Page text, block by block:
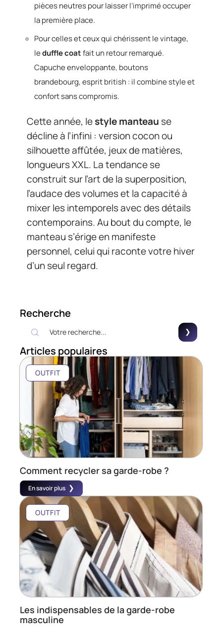
pièces neutres pour laisser l’imprimé occuper
la première place.
Pour celles et ceux qui chérissent le vintage,
leduffle coatfait un retour remarqué.
Capuche enveloppante, boutons
brandebourg, esprit british : il combine style et
confort sans compromis.
Cette année, lestyle manteau se
décline à l’infini : version cocon ou
silhouette affûtée, jeux de matières,
longueurs XXL. La tendance se
construit sur l’art de la superposition,
l’audace des volumes et la capacité à
mixer les intemporels avec des détails
contemporains. Au bout du compte, le
manteau s’érige en manifeste
personnel, celui qui raconte votre hiver
d’un seul regard.
Recherche
Articles populaires
OUTFIT
Comment recycler sa garde-robe ?
En savoir plus
OUTFIT
Les indispensables de la garde-robe
masculine